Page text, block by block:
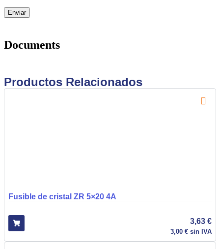
Documents
Productos Relacionados
Fusible de cristal ZR 5×20 4A
3,63 €
3,00 € sin IVA